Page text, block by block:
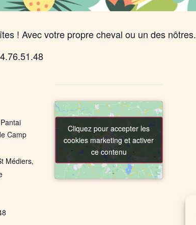
! Avec votre propre cheval ou un des nôtres.
Camp
Médiers,
Cliquez pour accepter les
cookies marketing et activer
ce contenu
Cliquez pour accepter les
cookies marketing et activer
ce contenu